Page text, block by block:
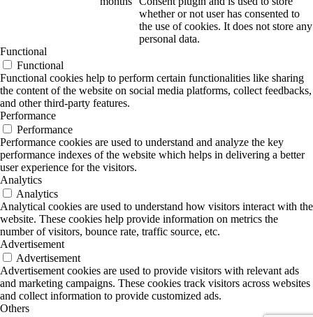
whether or not user has consented to
the use of cookies. It does not store any
personal data.
Functional
Functional
Functional cookies help to perform certain functionalities like sharing
the content of the website on social media platforms, collect feedbacks,
and other third-party features.
Performance
Performance
Performance cookies are used to understand and analyze the key
performance indexes of the website which helps in delivering a better
user experience for the visitors.
Analytics
Analytics
Analytical cookies are used to understand how visitors interact with the
website. These cookies help provide information on metrics the
number of visitors, bounce rate, traffic source, etc.
Advertisement
Advertisement
Advertisement cookies are used to provide visitors with relevant ads
and marketing campaigns. These cookies track visitors across websites
and collect information to provide customized ads.
Others